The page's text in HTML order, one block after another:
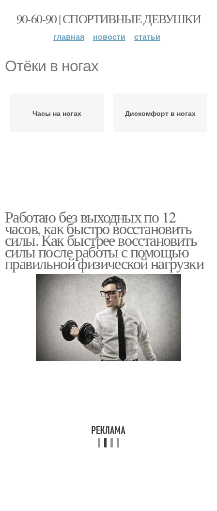
90-60-90 | СПОРТИВНЫЕ ДЕВУШКИ
главная новости статьи
Отёки в ногах
Часы на ногах Дискомфорт в ногах
Работаю без выходных по 12
часов, как быстро восстановить
силы. Как быстрее восстановить
силы после работы с помощью
правильной физической нагрузки